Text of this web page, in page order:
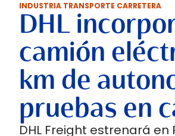
INDUSTRIA TRANSPORTE CARRETERA
DHL
camión
km de
pruebas en
DHL Freight estrenará